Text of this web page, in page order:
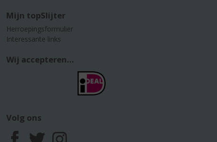
Mijn topSlijter
Herroepingsformulier
Interessante links
Wij accepteren...
Volg ons